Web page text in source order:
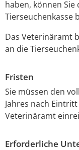
haben, können
Tierseuchenkasse
Das Veterinäramt
an die
Fristen
Sie müssen den
Jahres nach
Veterinäramt
Erforderliche